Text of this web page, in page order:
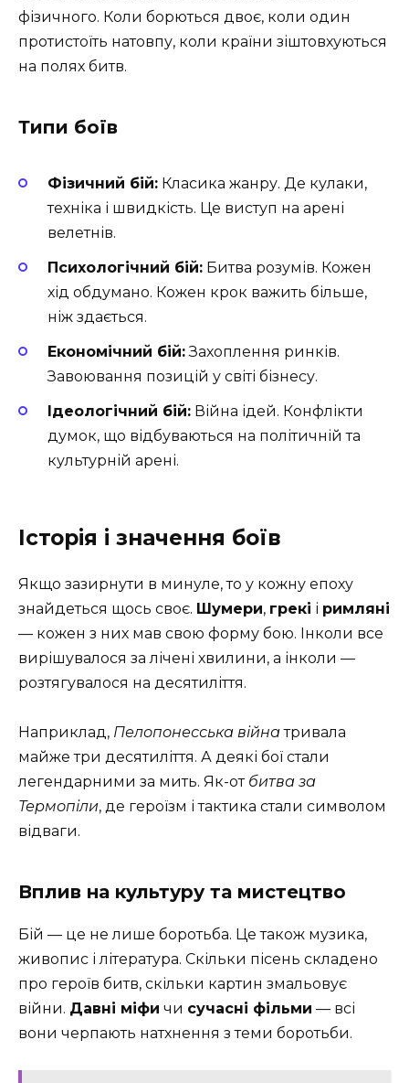
фізичного. Коли борються двоє, коли один
протистоїть натовпу, коли країни зіштовхуються
на полях битв.
Типи боїв
Фізичний бій: Класика жанру. Де кулаки,
техніка і швидкість. Це виступ на арені
велетнів.
Психологічний бій: Битва розумів. Кожен
хід обдумано. Кожен крок важить більше,
ніж здається.
Економічний бій:Захоплення ринків.
Завоювання позицій у світі бізнесу.
Ідеологічний бій: Війна ідей. Конфлікти
думок, що відбуваються на політичній та
культурній арені.
Історія і значення боїв
Якщо зазирнути в минуле, то у кожну епоху
знайдеться щось своє. Шумери, грекі і римляні
— кожен з них мав свою форму бою. Інколи все
вирішувалося за лічені хвилини, а інколи —
розтягувалося на десятиліття.
Наприклад, Пелопонесська війнатривала
майже три десятиліття. А деякі бої стали
легендарними за мить. Як-от битва за
Термопіли, де героїзм і тактика стали символом
відваги.
Вплив на культуру та мистецтво
Бій — це не лише боротьба. Це також музика,
живопис і література. Скільки пісень складено
про героїв битв, скільки картин змальовує
війни. Давні міфи чи сучасні фільми — всі
вони черпають натхнення з теми боротьби.